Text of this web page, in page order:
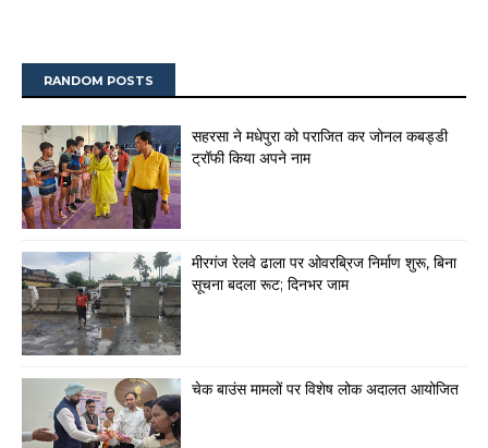
RANDOM POSTS
सहरसा ने मधेपुरा को पराजित कर जोनल कबड्डी
ट्रॉफी किया अपने नाम
मीरगंज रेलवे ढाला पर ओवरब्रिज निर्माण शुरू, बिना
सूचना बदला रूट; दिनभर जाम
चेक बाउंस मामलों पर विशेष लोक अदालत आयोजित